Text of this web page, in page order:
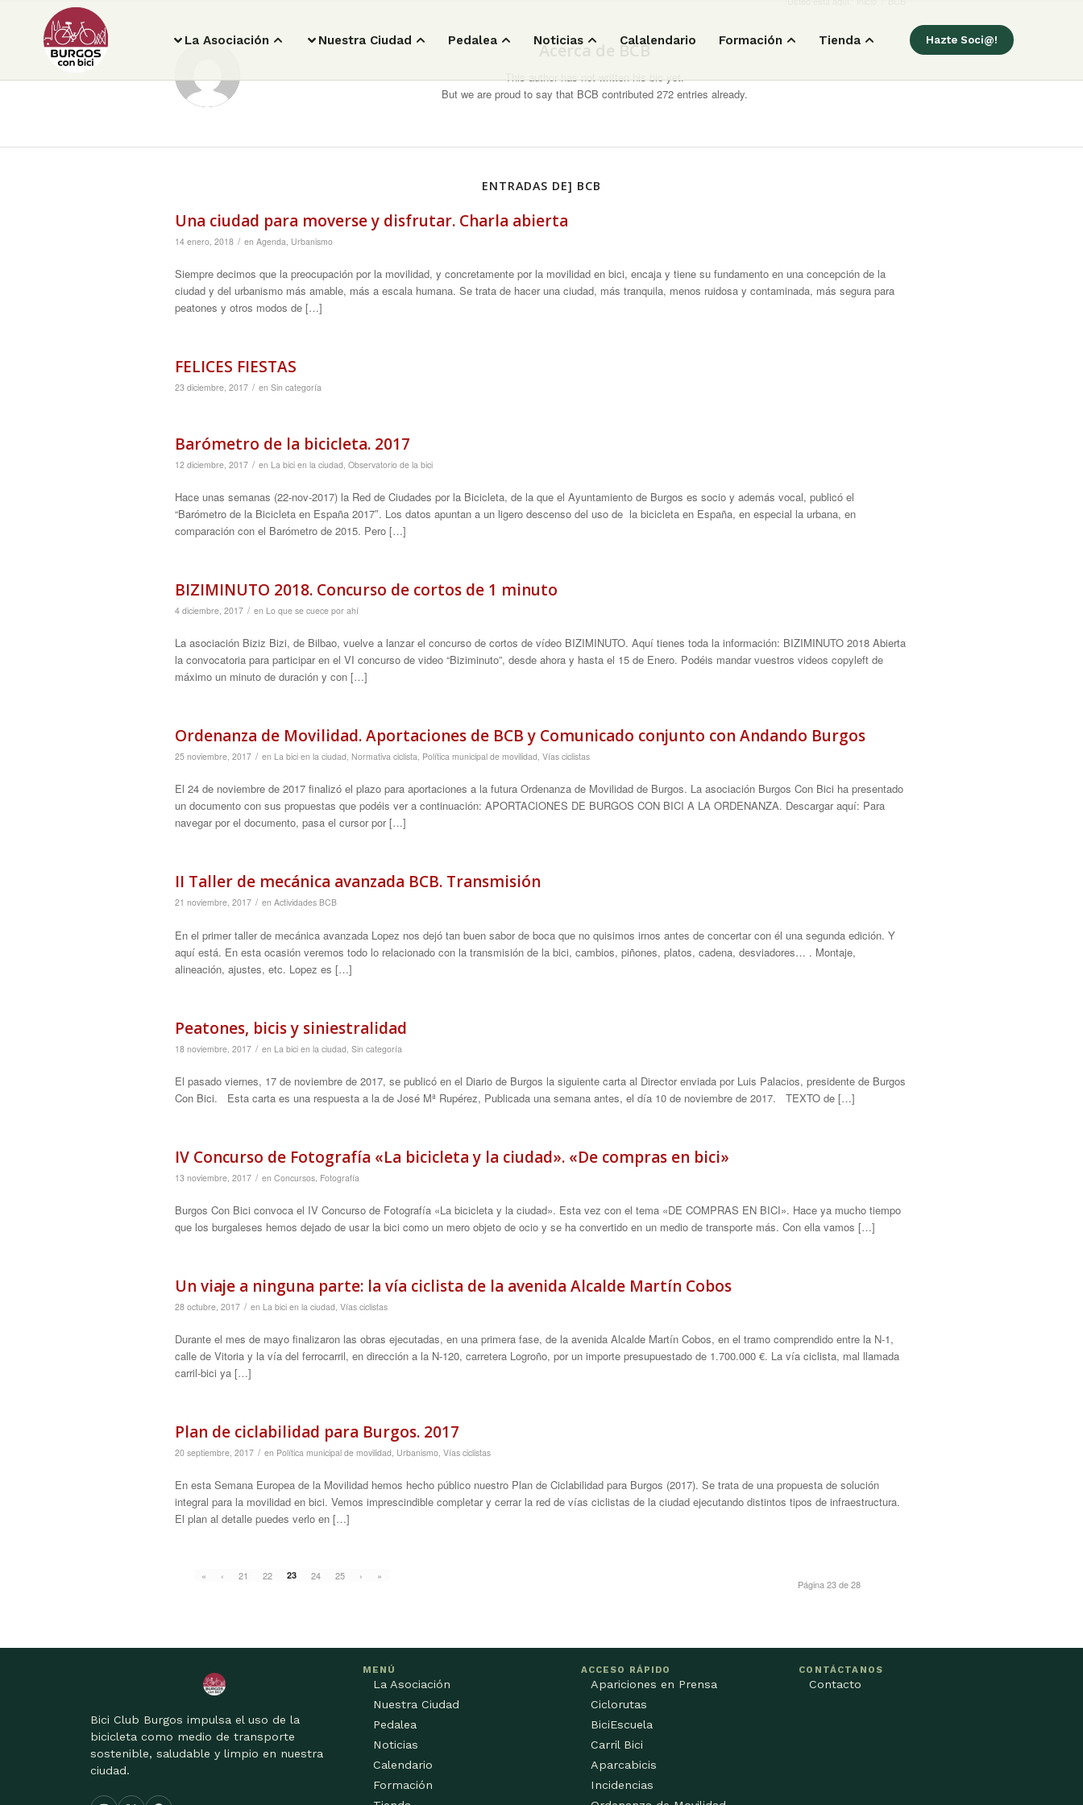
La Asociación Nuestra Ciudad Pedalea Noticias Calalendario Formación Tienda Hazte Soci@!
Acerca de BCB
This author has not written his bio yet.
But we are proud to say that BCB contributed 272 entries already.
ENTRADAS DE] BCB
Una ciudad para moverse y disfrutar. Charla abierta
14 enero, 2018 / en Agenda, Urbanismo
Siempre decimos que la preocupación por la movilidad, y concretamente por la movilidad en bici, encaja y tiene su fundamento en una concepción de la
ciudad y del urbanismo más amable, más a escala humana. Se trata de hacer una ciudad, más tranquila, menos ruidosa y contaminada, más segura para
peatones y otros modos de […]
FELICES FIESTAS
23 diciembre, 2017 / en Sin categoría
Barómetro de la bicicleta. 2017
12 diciembre, 2017 / en La bici en la ciudad, Observatorio de la bici
Hace unas semanas (22-nov-2017) la Red de Ciudades por la Bicicleta, de la que el Ayuntamiento de Burgos es socio y además vocal, publicó el
“Barómetro de la Bicicleta en España 2017″. Los datos apuntan a un ligero descenso del uso de la bicicleta en España, en especial la urbana, en
comparación con el Barómetro de 2015. Pero […]
BIZIMINUTO 2018. Concurso de cortos de 1 minuto
4 diciembre, 2017 / en Lo que se cuece por ahí
La asociación Biziz Bizi, de Bilbao, vuelve a lanzar el concurso de cortos de vídeo BIZIMINUTO. Aquí tienes toda la información: BIZIMINUTO 2018 Abierta
la convocatoria para participar en el VI concurso de video “Biziminuto”, desde ahora y hasta el 15 de Enero. Podéis mandar vuestros videos copyleft de
máximo un minuto de duración y con […]
Ordenanza de Movilidad. Aportaciones de BCB y Comunicado conjunto con Andando Burgos
25 noviembre, 2017 / en La bici en la ciudad, Normativa ciclista, Política municipal de movilidad, Vías ciclistas
El 24 de noviembre de 2017 finalizó el plazo para aportaciones a la futura Ordenanza de Movilidad de Burgos. La asociación Burgos Con Bici ha presentado
un documento con sus propuestas que podéis ver a continuación: APORTACIONES DE BURGOS CON BICI A LA ORDENANZA. Descargar aquí: Para
navegar por el documento, pasa el cursor por […]
II Taller de mecánica avanzada BCB. Transmisión
21 noviembre, 2017 / en Actividades BCB
En el primer taller de mecánica avanzada Lopez nos dejó tan buen sabor de boca que no quisimos irnos antes de concertar con él una segunda edición. Y
aquí está. En esta ocasión veremos todo lo relacionado con la transmisión de la bici, cambios, piñones, platos, cadena, desviadores… . Montaje,
alineación, ajustes, etc. Lopez es […]
Peatones, bicis y siniestralidad
18 noviembre, 2017 / en La bici en la ciudad Sin categoría
El pasado viernes, 17 de noviembre de 2017, se publicó en el Diario de Burgos la siguiente carta al Director enviada por Luis Palacios, presidente de Burgos
Con Bici. Esta carta es una respuesta a la de José Mª Rupérez, Publicada una semana antes, el día 10 de noviembre de 2017. TEXTO de […]
IV Concurso de Fotografía «La bicicleta y la ciudad». «De compras en bici»
13 noviembre, 2017 / en Concursos Fotografía
Burgos Con Bici convoca el IV Concurso de Fotografía «La bicicleta y la ciudad». Esta vez con el tema «DE COMPRAS EN BICI». Hace ya mucho tiempo
que los burgaleses hemos dejado de usar la bici como un mero objeto de ocio y se ha convertido en un medio de transporte más. Con ella vamos […]
Un viaje a ninguna parte: la vía ciclista de la avenida Alcalde Martín Cobos
28 octubre, 2017 / en La bici en la ciudad Vías ciclistas
Durante el mes de mayo finalizaron las obras ejecutadas, en una primera fase, de la avenida Alcalde Martín Cobos, en el tramo comprendido entre la N-1,
calle de Vitoria y la vía del ferrocarril, en dirección a la N-120, carretera Logroño, por un importe presupuestado de 1.700.000 €. La vía ciclista, mal llamada
carril-bici ya […]
Plan de ciclabilidad para Burgos. 2017
20 septiembre, 2017 / en Política municipal de movilidad Urbanismo Vías ciclistas
En esta Semana Europea de la Movilidad hemos hecho público nuestro Plan de Ciclabilidad para Burgos (2017). Se trata de una propuesta de solución
integral para la movilidad en bici. Vemos imprescindible completar y cerrar la red de vías ciclistas de la ciudad ejecutando distintos tipos de infraestructura.
El plan al detalle puedes verlo en […]
Página 23 de 28
« ‹ 21 22 23 24 25 › »
Bici Club Burgos impulsa el uso de la
bicicleta como medio de transporte
sostenible, saludable y limpio en nuestra
ciudad.
MENÚ
La Asociación
Nuestra Ciudad
Pedalea
Noticias
Calendario
Formación
ACCESO RÁPIDO
Apariciones en Prensa
Ciclorutas
BiciEscuela
Carril Bici
Aparcabicis
Incidencias
CONTÁCTANOS
Contacto